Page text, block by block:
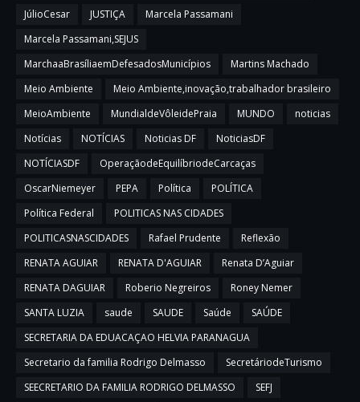
JúlioCesar
JUSTIÇA
Marcela Passamani
Marcela Passamani,SEJUS
MarchaaBrasíliaemDefesadosMunicípios
Martins Machado
Meio Ambiente
Meio Ambiente,inovação,trabalhador brasileiro
MeioAmbiente
MundialdeVôleidePraia MUNDO
noticias
Notícias
NOTÍCIAS Noticias DF
NoticiasDF
NOTÍCIASDF
OperaçãodeEquilíbriodeCarcaças
OscarNiemeyer
PEPA Política
POLÍTICA
Política Federal
POLITICAS NAS CIDADES
POLITICASNASCIDADES
Rafael Prudente
Reflexão
RENATA AGUIAR
RENATA D'AGUIAR
Renata D’Aguiar
RENATA DAGUIAR
Roberio Negreiros
Roney Nemer
SANTA LUZIA
saude SAUDE Saúde
SAÚDE
SECRETARIA DA EDUACAÇAO HELVIA PARANAGUA
Secretario da familia Rodrigo Delmasso
SecretáriodeTurismo
SEECRETARIO DA FAMILIA RODRIGO DELMASSO
SEFJ